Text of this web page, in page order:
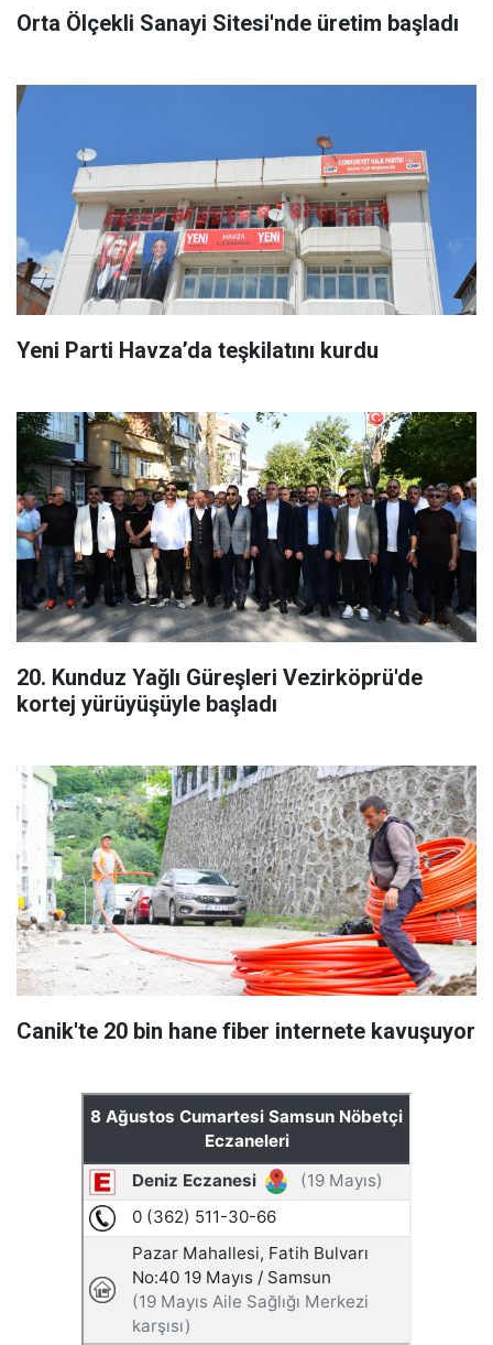
Orta Ölçekli Sanayi Sitesi'nde üretim başladı
Yeni Parti Havza’da teşkilatını kurdu
20. Kunduz Yağlı Güreşleri Vezirköprü'de
kortej yürüyüşüyle başladı
Canik'te 20 bin hane fiber internete kavuşuyor